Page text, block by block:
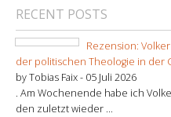
RECENT POSTS
Rezension:
der politischen Theologie in der
by Tobias Faix - 05 Juli 2026
. Am Wochenende habe ich
den zuletzt wieder ...